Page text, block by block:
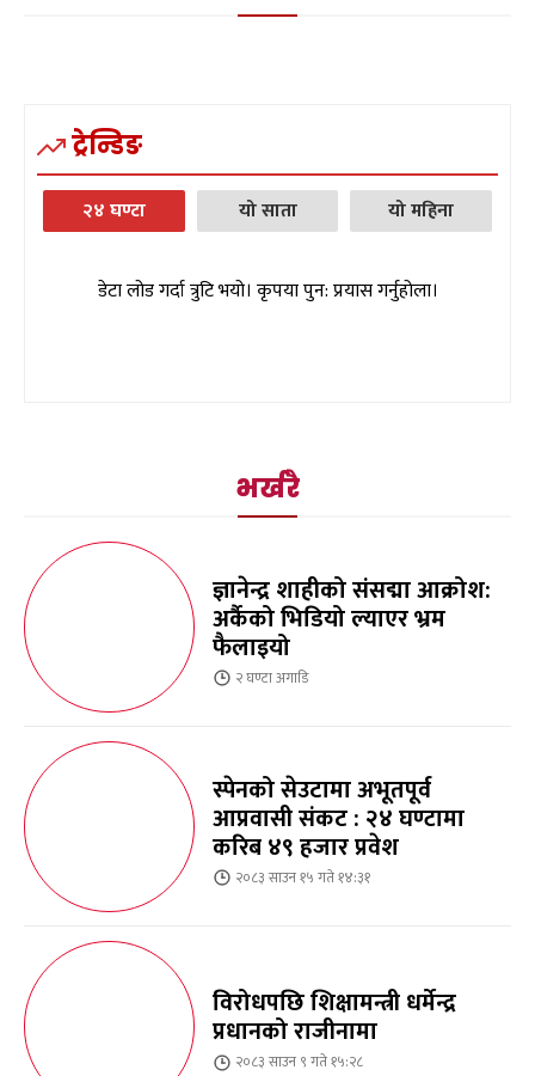
ट्रेन्डिङ
२४ घण्टा यो साता यो महिना
डेटा लोड गर्दा त्रुटि भयो। कृपया पुन: प्रयास गर्नुहोला।
भर्खरै
ज्ञानेन्द्र शाहीको संसद्मा आक्रोश:
अर्कैको भिडियो ल्याएर भ्रम
फैलाइयो
२ घण्टाअगाडि
स्पेनको सेउटामा अभूतपूर्व
आप्रवासी संकट : २४ घण्टामा
करिब ४९ हजार प्रवेश
२०८३ साउन १५ गते १४:३१
विरोधपछि शिक्षामन्त्री धर्मेन्द्र
प्रधानको राजीनामा
२०८३ साउन ९ गते १५:२८